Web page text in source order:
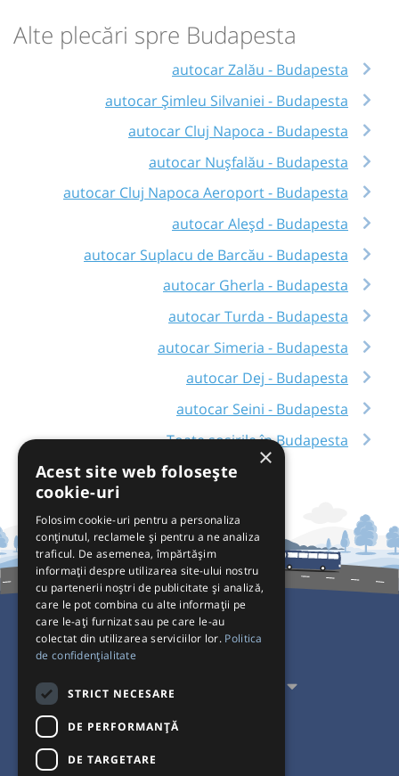
Alte plecări spre Budapesta
autocar Zalău - Budapesta
autocar Șimleu Silvaniei - Budapesta
autocar Cluj Napoca - Budapesta
autocar Nușfalău - Budapesta
autocar Cluj Napoca Aeroport - Budapesta
autocar Aleșd - Budapesta
autocar Suplacu de Barcău - Budapesta
autocar Gherla - Budapesta
autocar Turda - Budapesta
autocar Simeria - Budapesta
autocar Dej - Budapesta
autocar Seini - Budapesta
Toate sosirile în Budapesta
Pentru Călători
Pentru Transportatori
Interacționăm
Acceptăm plăți cu
×
Acest site web folosește
cookie-uri
Folosim cookie-uri pentru a personaliza
conținutul, reclamele și pentru a ne analiza
traficul. De asemenea, împărtășim
informații despre utilizarea site-ului nostru
cu partenerii noștri de publicitate și analiză,
care le pot combina cu alte informații pe
care le-ați furnizat sau pe care le-au
colectat din utilizarea serviciilor lor. Politica
de confidențialitate
STRICT NECESARE
DE PERFORMANȚĂ
DE TARGETARE